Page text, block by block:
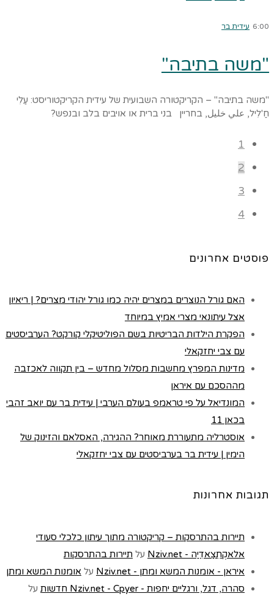
6:00 עידית בר
"משה בתיבה"
"משה בתיבה" – הקריקטורה השבועית של עידית הקריקטוריסט: עַלִי
חַ'לִיל, علي خليل, בחריין בני ברית או אויבים בלב ובנפש?
1
2
3
4
פוסטים אחרונים
האם גורל הנוצרים במצרים יהיה כמו גורל יהודי מצרים? | ריאיון
אצל עיתונאי מצרי אמיץ במיוחד
הפקרת הילדות הבריטיות בשם הפוליטיקלי קורקט? הערביסטים
עם צבי יחזקאלי
מדינות המפרץ מחשבות מסלול מחדש – בין תקווה לאכזבה
מההסכם עם איראן
המונדיאל על פי טראמפ בעולם הערבי | עידית בר עם יואב זהבי
בכאן 11
אוסטרליה מתעוררת מאוחר? ההגירה, האסלאם והזינוק של
הימין | עידית בר בערביסטים עם צבי יחזקאלי
תגובות אחרונות
תיירות בהתרסקות – קריקטורה מתוך עיתון כלכלי סעודי
אלאקְתִצַאדִיַה - Nziv.net
על תיירות בהתרסקות
איראן - אומנות המשא ומתן - Nziv.net
על אומנות המשא ומתן
סהרה, דגל, ורגליים יחפות - Nziv.net - Cpyer חדשות
על